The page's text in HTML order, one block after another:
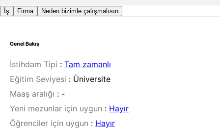
İş Firma Neden bizimle çalışmalısın
Genel Bakış
İstihdam Tipi : Tam zamanlı
Eğitim Seviyesi : Üniversite
Maaş aralığı : -
Yeni mezunlar için uygun : Hayır
Öğrenciler için uygun : Hayır